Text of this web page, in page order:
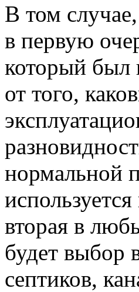
В том
в первую
который был
от того,
нормальной
вторая в
будет выбор
септиков,